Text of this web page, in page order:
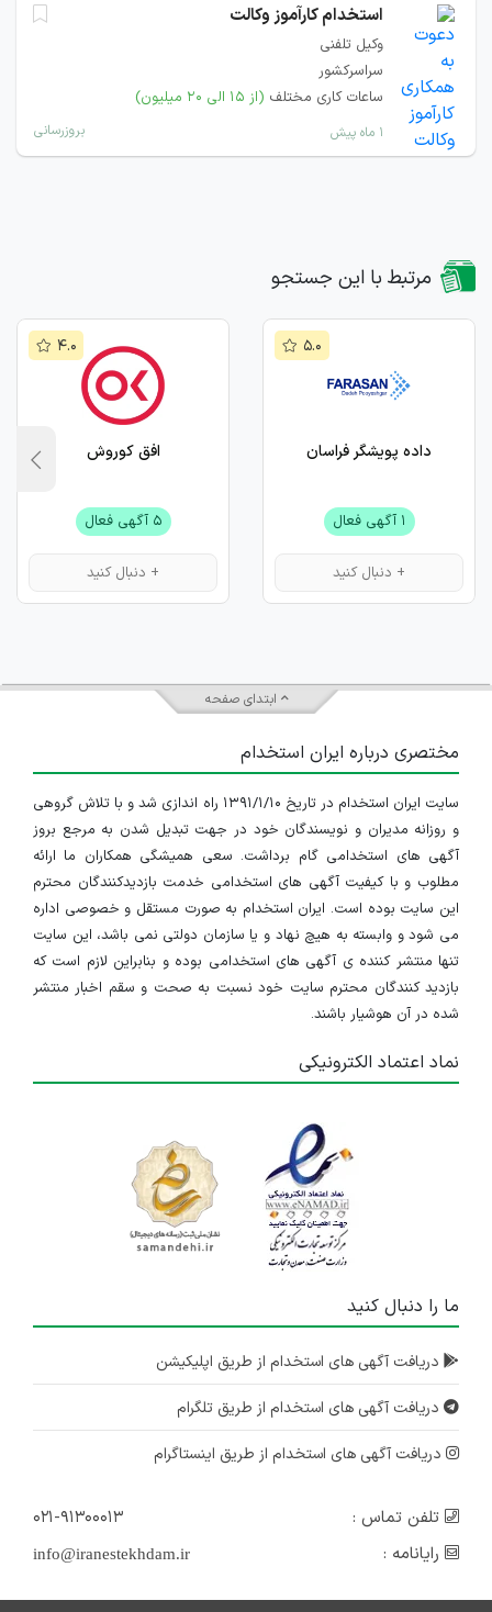
استخدام کارآموز وکالت
وکیل تلفنی
سراسرکشور
ساعات کاری مختلف (از ۱۵ الی ۲۰ میلیون)
۱ ماه پیش بروزرسانی
مرتبط با این جستجو
داده پویشگر فراسان
۱ آگهی فعال
۵.۰
+ دنبال کنید
افق کوروش
۵ آگهی فعال
۴.۰
+ دنبال کنید
ابتدای صفحه
مختصری درباره ایران استخدام
سایت ایران استخدام در تاریخ ۱۳۹۱/۱/۱۰ راه اندازی شد و با تلاش گروهی
و روزانه مدیران و نویسندگان خود در جهت تبدیل شدن به مرجع بروز
آگهی های استخدامی گام برداشت. سعی همیشگی همکاران ما ارائه
مطلوب و با کیفیت آگهی های استخدامی خدمت بازدیدکنندگان محترم
این سایت بوده است. ایران استخدام به صورت مستقل و خصوصی اداره
می شود و وابسته به هیچ نهاد و یا سازمان دولتی نمی باشد، این سایت
تنها منتشر کننده ی آگهی های استخدامی بوده و بنابراین لازم است که
بازدید کنندگان محترم سایت خود نسبت به صحت و سقم اخبار منتشر
شده در آن هوشیار باشند.
نماد اعتماد الکترونیکی
ما را دنبال کنید
دریافت آگهی های استخدام از طریق اپلیکیشن
دریافت آگهی های استخدام از طریق تلگرام
دریافت آگهی های استخدام از طریق اینستاگرام
تلفن تماس :
۰۲۱-۹۱۳۰۰۰۱۳
رایانامه :
info@iranestekhdam.ir